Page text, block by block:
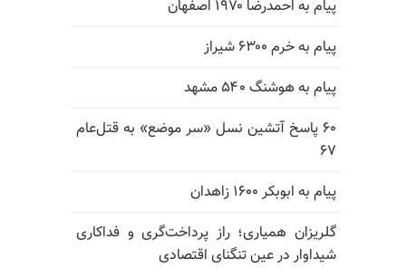
پیام به احمدرضا ۱۹۷۰ اصفهان
پیام به خرم ۶۳۰۰ شیراز
پیام به هوشنگ ۵۴۰ مشهد
۶۰ پاسخ آتشین نسل «سر موضع» به قتل‌عام
۶۷
پیام به ابوبکر ۱۶۰۰ زاهدان
گلریزان همیاری؛ راز پرداخت‌گری و فداکاری
شیداوار در عین تنگنای اقتصادی